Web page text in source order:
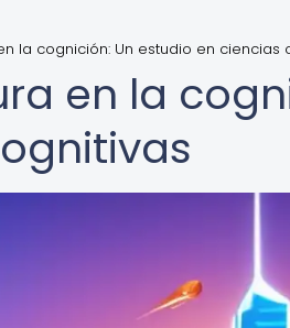
la cognición: Un estudio en ciencias
en la